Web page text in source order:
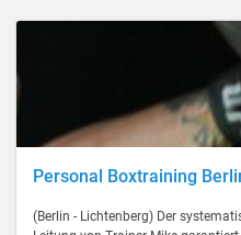
Personal Boxtraining
(Berlin - Lichtenberg) Der